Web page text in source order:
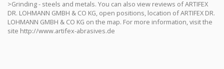
>Grinding - steels and metals. You can also view reviews of ARTIFEX
DR. LOHMANN GMBH & CO KG, open positions, location of ARTIFEX DR.
LOHMANN GMBH & CO KG on the map. For more information, visit the
site http://www.artifex-abrasives.de